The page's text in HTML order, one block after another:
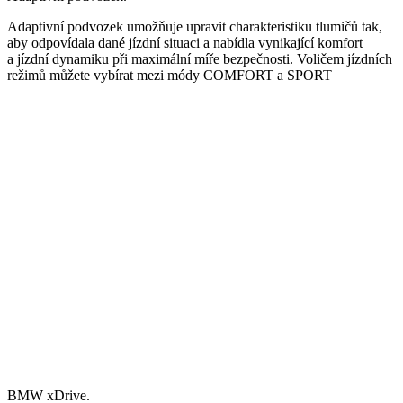
Adaptivní podvozek umožňuje upravit charakteristiku tlumičů tak,
aby odpovídala dané jízdní situaci a nabídla vynikající komfort
a jízdní dynamiku při maximální míře bezpečnosti. Voličem jízdních
režimů můžete vybírat mezi módy COMFORT a SPORT
BMW xDrive.